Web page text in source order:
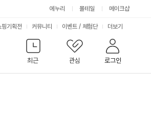
에누리 몰테일 메이크샵
최근
관심 로그인
핑기획전 커뮤니티 이벤트 / 체험단 서
비
스
더보기